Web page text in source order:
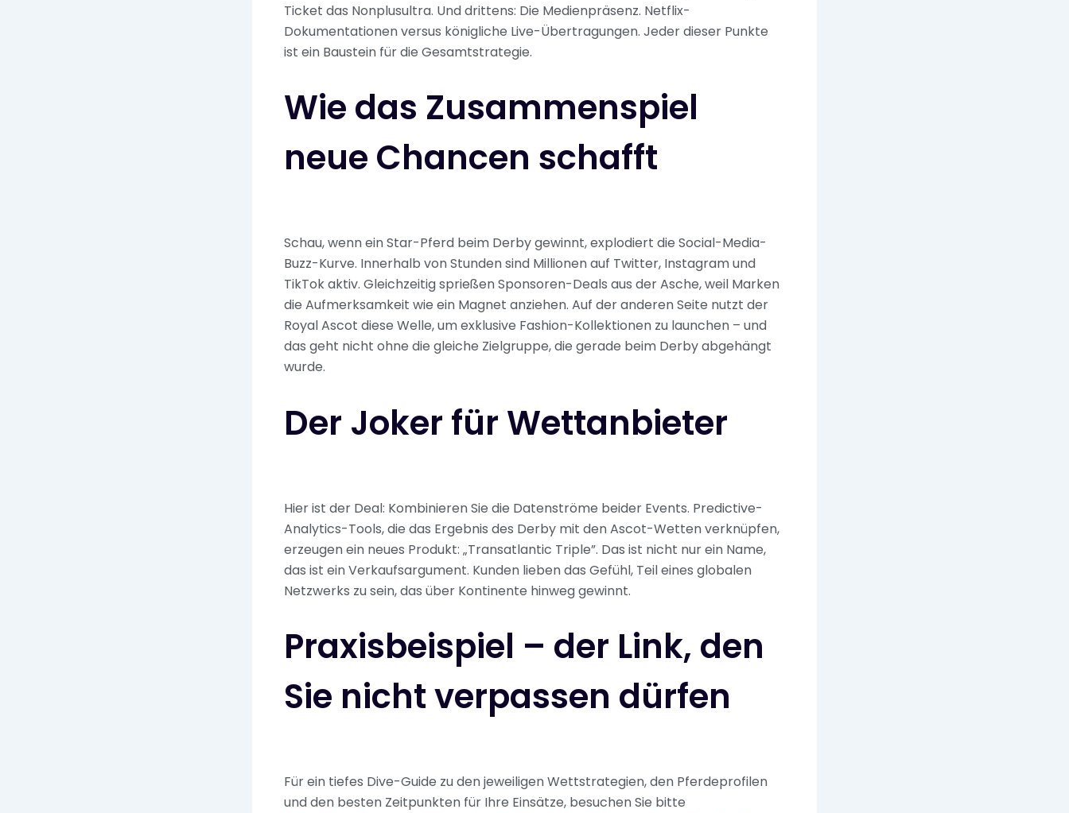
Ticket das Nonplusultra. Und drittens: Die Medienpräsenz. Netflix-
Dokumentationen versus königliche Live-Übertragungen. Jeder dieser Punkte
ist ein Baustein für die Gesamtstrategie.
Wie das Zusammenspiel
neue Chancen schafft
Schau, wenn ein Star-Pferd beim Derby gewinnt, explodiert die Social-Media-
Buzz-Kurve. Innerhalb von Stunden sind Millionen auf Twitter, Instagram und
TikTok aktiv. Gleichzeitig sprießen Sponsoren-Deals aus der Asche, weil Marken
die Aufmerksamkeit wie ein Magnet anziehen. Auf der anderen Seite nutzt der
Royal Ascot diese Welle, um exklusive Fashion-Kollektionen zu launchen – und
das geht nicht ohne die gleiche Zielgruppe, die gerade beim Derby abgehängt
wurde.
Der Joker für Wettanbieter
Hier ist der Deal: Kombinieren Sie die Datenströme beider Events. Predictive-
Analytics-Tools, die das Ergebnis des Derby mit den Ascot-Wetten verknüpfen,
erzeugen ein neues Produkt: „Transatlantic Triple”. Das ist nicht nur ein Name,
das ist ein Verkaufsargument. Kunden lieben das Gefühl, Teil eines globalen
Netzwerks zu sein, das über Kontinente hinweg gewinnt.
Praxisbeispiel – der Link, den
Sie nicht verpassen dürfen
Für ein tiefes Dive-Guide zu den jeweiligen Wettstrategien, den Pferdeprofilen
und den besten Zeitpunkten für Ihre Einsätze, besuchen Sie bitte